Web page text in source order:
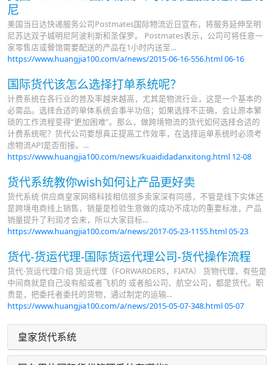
尼
美国当日达快递服务公司Postmates国际物流近日宣布，将服务延伸至明
尼苏达双子城明尼阿波利斯和圣保罗。 Postmates表示，公司可将任意一
家零售店或餐馆需要配送的产品在1小时内送至...
https://www.huangjia100.com/a/news/2015-06-16-556.html06-16
国际货代该怎么选择打单系统呢？
计费系统在各行业的普及率越来越高，尤其是物流行业，这是一个基本的
必需品。选择合适的单体系统会事半功倍；如果选择不正确，会让原本繁
琐的工作流程变得“更加困难”。那么，做跨境物流的货代如何选择合适的
计费系统呢？货代公司要想真正提高工作效率，在选择运单系统时必须考
虑物流API是否衔接。...
https://www.huangjia100.com/news/kuaididadanxitong.html 12-08
货代系统教你wish如何让产品更好卖
货代系统 供应商皇家网络科技相信很多卖家深有同感，不管是线下实体还
是跨境电商线上销售，销量是检验生意做的成功不成功的重要标准，产品
销量提升了利润才会来，所以大家目标...
https://www.huangjia100.com/a/news/2017-05-23-1155.html05-23
货代-货运代理-国际货运代理公司-货代操作流程
货代-货运代理介绍 货运代理（FORWARDERS，FIATA） 货物代理，有些是
中间商就是自己没有船或者飞机的 或者船公司、航空公司，都是货代。职
责是，把委托者委托的货物，通过制定的运输...
https://www.huangjia100.com/a/news/2015-05-07-348.html05-07
皇家货代系统